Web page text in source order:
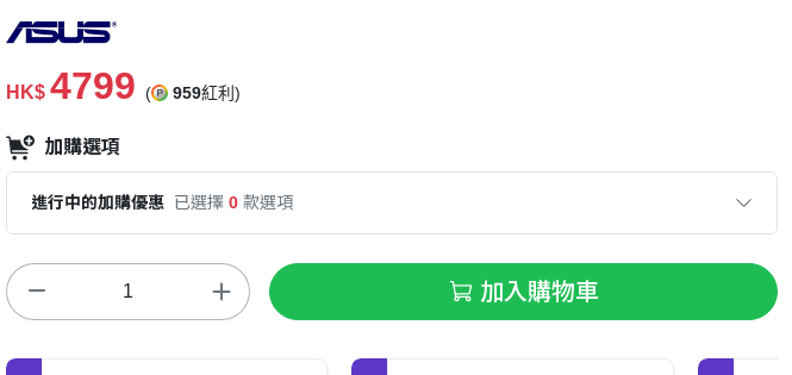
HK$ 4799 ( 959紅利)
加購選項
進行中的加購優惠 已選擇 0 款選項
加入購物車